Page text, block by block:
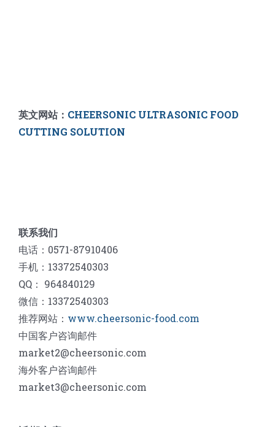
英文网站： CHEERSONIC ULTRASONIC FOOD
CUTTING SOLUTION
联系我们
电话：0571-87910406
手机：13372540303
QQ： 964840129
微信：13372540303
推荐网站： www.cheersonic-food.com
中国客户咨询邮件
market2@cheersonic.com
海外客户咨询邮件
market3@cheersonic.com